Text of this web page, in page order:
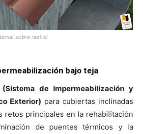
sobre rastrel
bajo teja
(Sistema de Impermeabilización y
Exterior) para cubiertas inclinadas
retos principales en la rehabilitación
de puentes térmicos y la